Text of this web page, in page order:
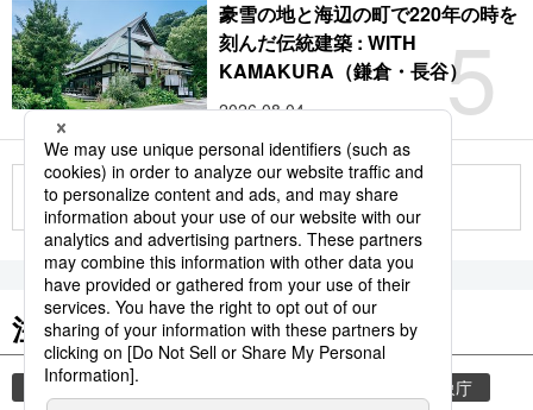
5
豪雪の地と海辺の町で220年の時を
刻んだ伝統建築 : WITH
KAMAKURA（鎌倉・長谷）
2026.08.04
もっと見る
注目のキーワード
共同通信ニュース 気象庁